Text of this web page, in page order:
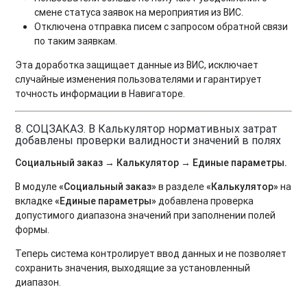
смене статуса заявок на мероприятия из ВИС.
Отключена отправка писем с запросом обратной связи
по таким заявкам.
Эта доработка защищает данные из ВИС, исключает
случайные изменения пользователями и гарантирует
точность информации в Навигаторе.
8. СОЦЗАКАЗ. В Калькулятор нормативных затрат
добавлены проверки валидности значений в полях
Социальный заказ → Калькулятор → Единые параметры.
В модуле«Социальный заказ» в разделе«Калькулятор» на
вкладке«Единые параметры» добавлена проверка
допустимого диапазона значений при заполнении полей
формы.
Теперь система контролирует ввод данных и не позволяет
сохранить значения, выходящие за установленный
диапазон.